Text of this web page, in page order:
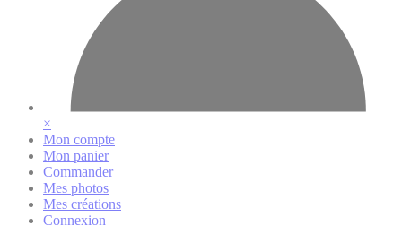
×
Mon compte
Mon panier
Commander
Mes photos
Mes créations
Connexion